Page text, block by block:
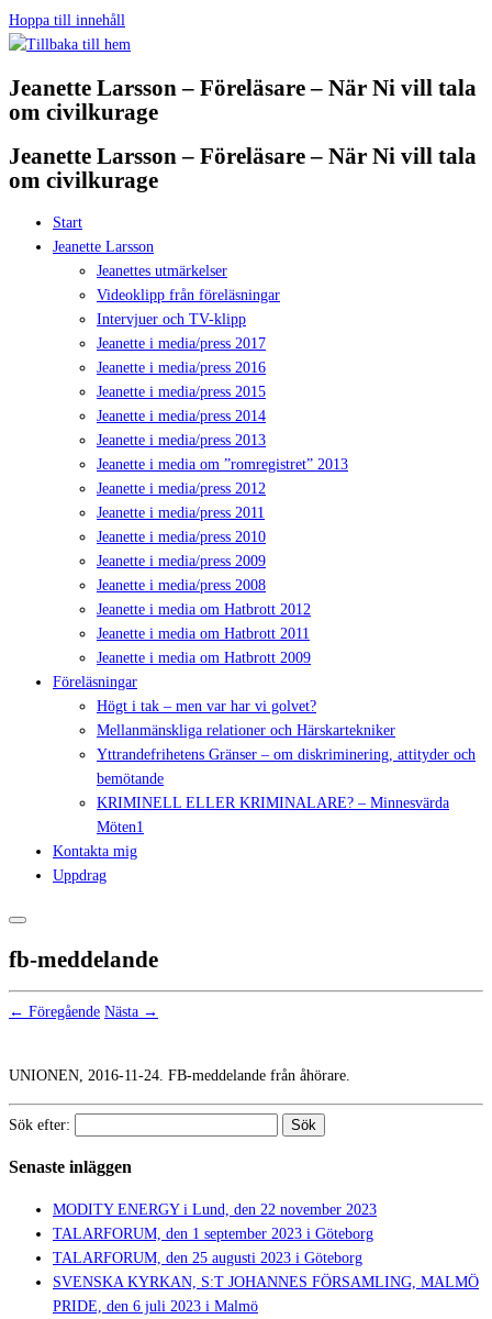
Hoppa till innehåll
Jeanette Larsson – Föreläsare – När Ni vill tala
om civilkurage
Jeanette Larsson – Föreläsare – När Ni vill tala
om civilkurage
Start
Jeanette Larsson
Jeanettes utmärkelser
Videoklipp från föreläsningar
Intervjuer och TV-klipp
Jeanette i media/press 2017
Jeanette i media/press 2016
Jeanette i media/press 2015
Jeanette i media/press 2014
Jeanette i media/press 2013
Jeanette i media om ”romregistret” 2013
Jeanette i media/press 2012
Jeanette i media/press 2011
Jeanette i media/press 2010
Jeanette i media/press 2009
Jeanette i media/press 2008
Jeanette i media om Hatbrott 2012
Jeanette i media om Hatbrott 2011
Jeanette i media om Hatbrott 2009
Föreläsningar
Högt i tak – men var har vi golvet?
Mellanmänskliga relationer och Härskartekniker
Yttrandefrihetens Gränser – om diskriminering, attityder och
bemötande
KRIMINELL ELLER KRIMINALARE? – Minnesvärda
Möten1
Kontakta mig
Uppdrag
fb-meddelande
← Föregående Nästa →
UNIONEN, 2016-11-24. FB-meddelande från åhörare.
Sök efter:
Senaste inläggen
MODITY ENERGY i Lund, den 22 november 2023
TALARFORUM, den 1 september 2023 i Göteborg
TALARFORUM, den 25 augusti 2023 i Göteborg
SVENSKA KYRKAN, S:T JOHANNES FÖRSAMLING, MALMÖ
PRIDE, den 6 juli 2023 i Malmö